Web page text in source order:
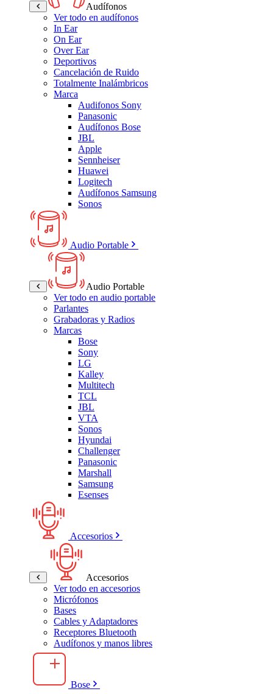
Audífonos
Ver todo en audífonos
In Ear
On Ear
Over Ear
Deportivos
Cancelación de Ruido
Totalmente Inalámbricos
Marca
Audifonos Sony
Panasonic
Audífonos Bose
JBL
Apple
Sennheiser
Huawei
Logitech
Audífonos Samsung
Sonos
Audio Portable
Audio Portable
Ver todo en audio portable
Parlantes
Grabadoras y Radios
Marcas
Bose
Sony
LG
Kalley
Multitech
TCL
JBL
VTA
Sonos
Hyundai
Challenger
Panasonic
Marshall
Samsung
Esenses
Accesorios
Accesorios
Ver todo en accesorios
Micrófonos
Bases
Cables y Adaptadores
Receptores Bluetooth
Audífonos y manos libres
Bose